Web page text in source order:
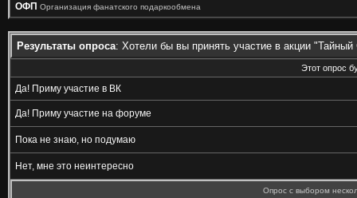
ОФП Организация фанатского подаркообмена
Результаты опроса: Хотели бы вы принять участие в акции "Тайный
Этот опрос
Да! Приму участие в ВК
Да! Приму участие на форуме
Пока не знаю, но подумаю
Нет, мне это неинтересно
Опрос с выбором